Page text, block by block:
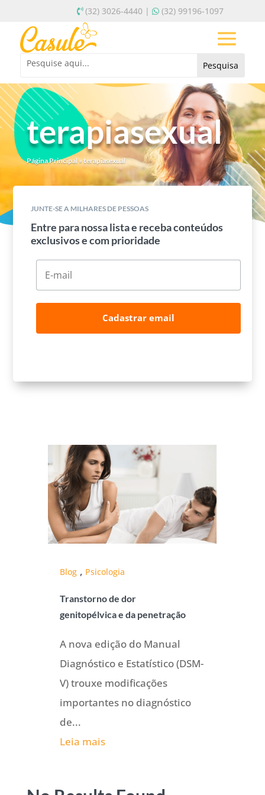
(32) 3026-4440 | (32) 99196-1097
terapiasexual
Página Principal» terapiasexual
JUNTE-SE A MILHARES DE PESSOAS
Entre para nossa lista e receba conteúdos
exclusivos e com prioridade
Cadastrar email
Blog , Psicologia
Transtorno de dor
genitopélvica e da penetração
A nova edição do Manual
Diagnóstico e Estatístico (DSM-
V) trouxe modificações
importantes no diagnóstico
de...
Leia mais